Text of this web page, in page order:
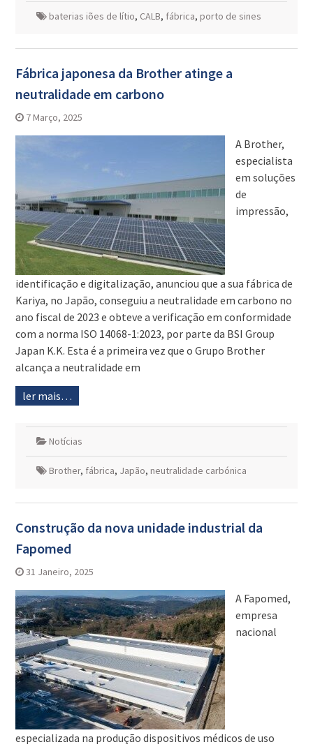
baterias iões de lítio, CALB, fábrica, porto de sines
Fábrica japonesa da Brother atinge a
neutralidade em carbono
7 Março, 2025
A Brother,
especialista
em soluções
de
impressão,
identificação e digitalização, anunciou que a sua fábrica de
Kariya, no Japão, conseguiu a neutralidade em carbono no
ano fiscal de 2023 e obteve a verificação em conformidade
com a norma ISO 14068-1:2023, por parte da BSI Group
Japan K.K. Esta é a primeira vez que o Grupo Brother
alcança a neutralidade em
ler mais…
Notícias
Brother, fábrica, Japão, neutralidade carbónica
Construção da nova unidade industrial da
Fapomed
31 Janeiro, 2025
A Fapomed,
empresa
nacional
especializada na produção dispositivos médicos de uso